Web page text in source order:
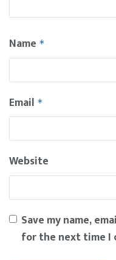
Name *
Email *
Website
Save my name,
for the next time I